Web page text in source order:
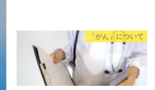
「がん」について